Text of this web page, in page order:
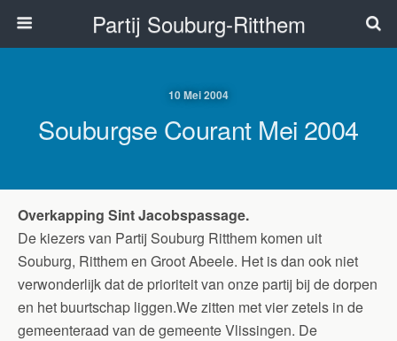
Partij Souburg-Ritthem
10 Mei 2004
Souburgse Courant Mei 2004
Overkapping Sint Jacobspassage.
De kiezers van Partij Souburg Ritthem komen uit
Souburg, Ritthem en Groot Abeele. Het is dan ook niet
verwonderlijk dat de prioriteit van onze partij bij de dorpen
en het buurtschap liggen.We zitten met vier zetels in de
gemeenteraad van de gemeente Vlissingen. De